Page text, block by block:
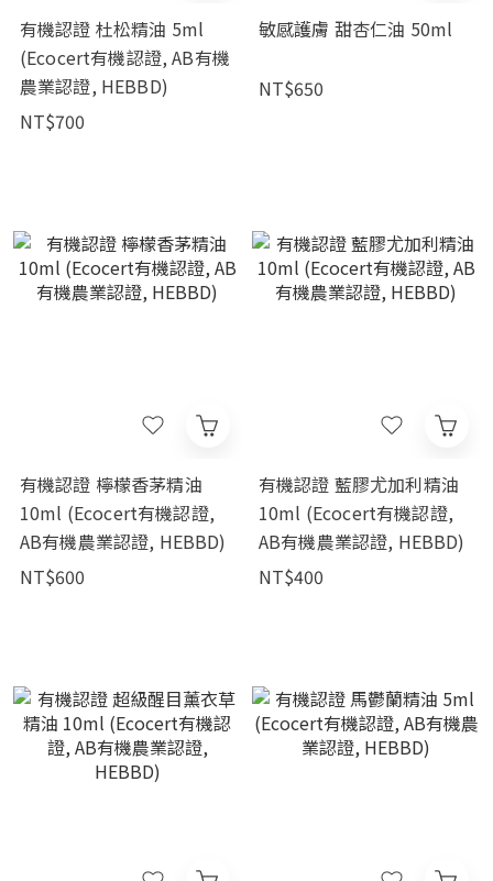
有機認證 杜松精油 5ml
(Ecocert有機認證, AB有機
農業認證, HEBBD)
NT$700
敏感護膚 甜杏仁油 50ml
NT$650
有機認證 檸檬香茅精油
10ml (Ecocert有機認證,
AB有機農業認證, HEBBD)
NT$600
有機認證 藍膠尤加利精油
10ml (Ecocert有機認證,
AB有機農業認證, HEBBD)
NT$400